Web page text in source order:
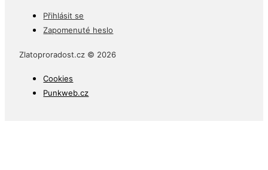
Přihlásit se
Zapomenuté heslo
Zlatoproradost.cz © 2026
Cookies
Punkweb.cz